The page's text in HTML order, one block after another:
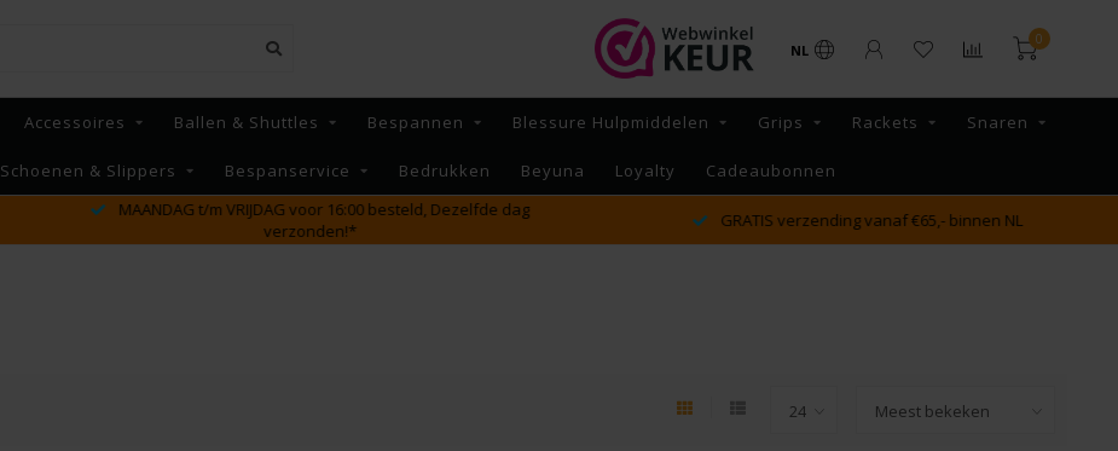
NL
0
Accessoires Ballen & Shuttles Bespannen Blessure Hulpmiddelen Grips Rackets Snaren
Schoenen & Slippers Bespanservice Bedrukken Beyuna Loyalty Cadeaubonnen
MAANDAG t/m VRIJDAG voor 16:00 besteld, Dezelfde dag
verzonden!*
GRATIS verzending vanaf €65,- binnen NL